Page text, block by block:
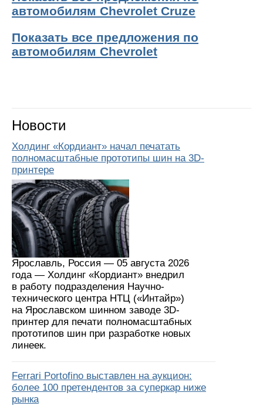
автомобилям Chevrolet Cruze
Показать все предложения по
автомобилям Chevrolet
Новости
Холдинг «Кордиант» начал печатать
полномасштабные прототипы шин на 3D-
принтере
Ярославль, Россия — 05 августа 2026
года — Холдинг «Кордиант» внедрил
в работу подразделения Научно-
технического центра НТЦ («Интайр»)
на Ярославском шинном заводе 3D-
принтер для печати полномасштабных
прототипов шин при разработке новых
линеек.
Ferrari Portofino выставлен на аукцион:
более 100 претендентов за суперкар ниже
рынка